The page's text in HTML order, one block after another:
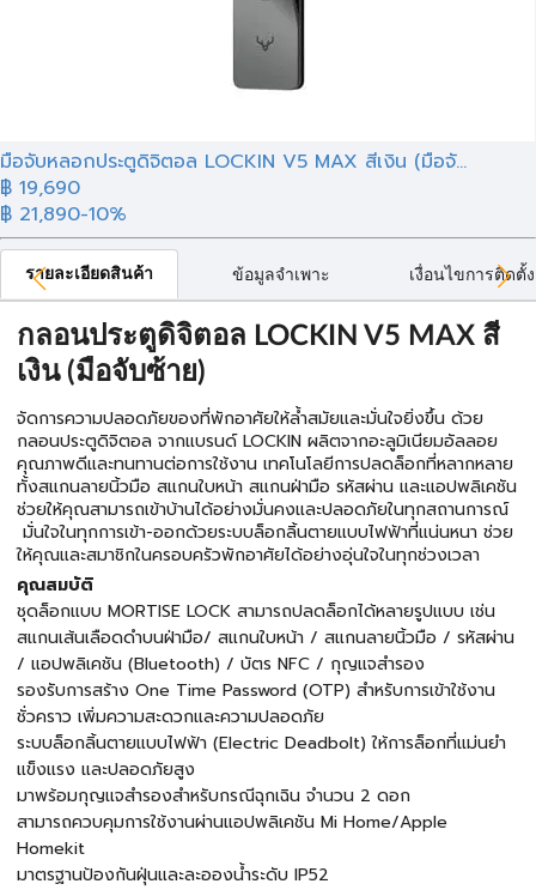
มือจับหลอกประตูดิจิตอล LOCKIN V5 MAX สีเงิน (มือจั...
฿ 19,690
฿ 21,890-10%
รายละเอียดสินค้า ข้อมูลจำเพาะ เงื่อนไขการติดตั้ง
กลอนประตูดิจิตอล LOCKIN V5 MAX สี
เงิน (มือจับซ้าย)
จัดการความปลอดภัยของที่พักอาศัยให้ล้ำสมัยและมั่นใจยิ่งขึ้น ด้วย
กลอนประตูดิจิตอล จากแบรนด์ LOCKIN ผลิตจากอะลูมิเนียมอัลลอย
คุณภาพดีและทนทานต่อการใช้งาน เทคโนโลยีการปลดล็อกที่หลากหลาย
ทั้งสแกนลายนิ้วมือ สแกนใบหน้า สแกนฝ่ามือ รหัสผ่าน และแอปพลิเคชัน
ช่วยให้คุณสามารถเข้าบ้านได้อย่างมั่นคงและปลอดภัยในทุกสถานการณ์
มั่นใจในทุกการเข้า-ออกด้วยระบบล็อกลิ้นตายแบบไฟฟ้าที่แน่นหนา ช่วย
ให้คุณและสมาชิกในครอบครัวพักอาศัยได้อย่างอุ่นใจในทุกช่วงเวลา
คุณสมบัติ
ชุดล็อกแบบ MORTISE LOCK สามารถปลดล็อกได้หลายรูปแบบ เช่น
สแกนเส้นเลือดดำบนฝ่ามือ/ สแกนใบหน้า / สแกนลายนิ้วมือ / รหัสผ่าน
/ แอปพลิเคชัน (Bluetooth) / บัตร NFC / กุญแจสำรอง
รองรับการสร้าง One Time Password (OTP) สำหรับการเข้าใช้งาน
ชั่วคราว เพิ่มความสะดวกและความปลอดภัย
ระบบล็อกลิ้นตายแบบไฟฟ้า (Electric Deadbolt) ให้การล็อกที่แม่นยำ
แข็งแรง และปลอดภัยสูง
มาพร้อมกุญแจสำรองสำหรับกรณีฉุกเฉิน จำนวน 2 ดอก
สามารถควบคุมการใช้งานผ่านแอปพลิเคชัน Mi Home/Apple
Homekit
มาตรฐานป้องกันฝุ่นและละอองน้ำระดับ IP52